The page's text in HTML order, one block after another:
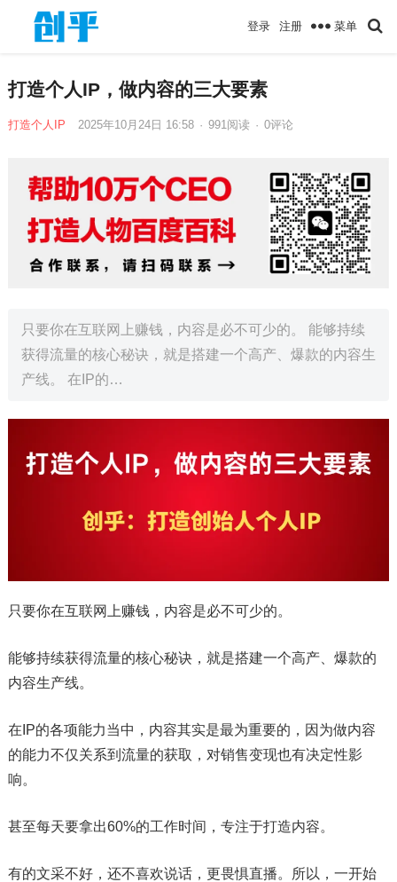
登录 注册 菜单
打造个人IP，做内容的三大要素
打造个人IP 2025年10月24日 16:58 · 991 阅读 · 0评论
只要你在互联网上赚钱，内容是必不可少的。 能够持续
获得流量的核心秘诀，就是搭建一个高产、爆款的内容生
产线。 在IP的…
只要你在互联网上赚钱，内容是必不可少的。
能够持续获得流量的核心秘诀，就是搭建一个高产、爆款的
内容生产线。
在IP的各项能力当中，内容其实是最为重要的，因为做内容
的能力不仅关系到流量的获取，对销售变现也有决定性影
响。
甚至每天要拿出60%的工作时间，专注于打造内容。
有的文采不好，还不喜欢说话，更畏惧直播。所以，一开始